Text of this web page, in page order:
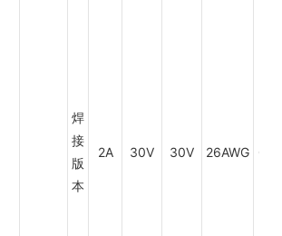
焊
接
版
本
2A 30V 30V 26AWG